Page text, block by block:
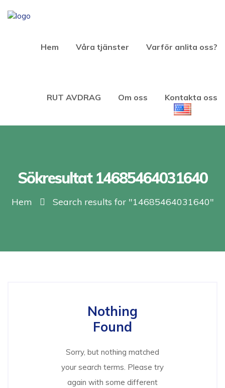
Hem Våra tjänster Varför anlita oss?
RUT AVDRAG Om oss Kontakta oss
Sökresultat 14685464031640
Hem Search results for "14685464031640"
Nothing
Found
Sorry, but nothing matched
your search terms. Please try
again with some different